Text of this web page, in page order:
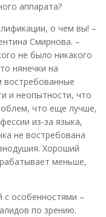
аппарата?
о чем вы! –
Смирнова. –
не было никакого
нянечки на
востребованные
и неопытности, что
что еще лучше,
из-за языка,
не востребована
Хороший
меньше,
с особенностями –
по зрению.